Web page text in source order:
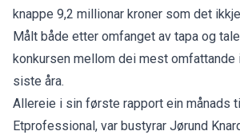
knappe 9,2 millionar kroner som det
Målt både etter omfanget av tapa og
konkursen mellom dei mest omfattande
siste åra.
Allereie i sin første rapport ein månads
Etprofessional, var bustyrar Jørund